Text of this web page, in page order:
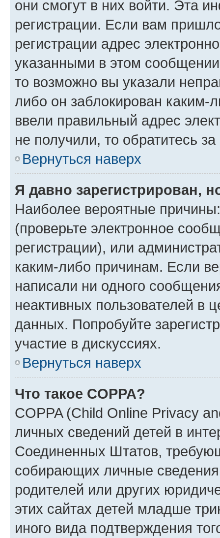
они смогут в них войти. Эта
регистрации. Если вам
регистрации адрес
указанными в этом
то возможно вы указали
либо он заблокирован
ввели правильный адрес
не получили, то обратитесь
Вернуться наверх
Я давно зарегистрирован,
Наиболее вероятные
(проверьте электронное
регистрации), или
каким-либо причинам. Если
написали ни одного
неактивных пользователей в
данных. Попробуйте
участие в дискуссиях.
Вернуться наверх
Что такое COPPA?
COPPA (Child Online Privacy
личных сведений детей в
Соединенных Штатов,
собирающих личные
родителей или других
этих сайтах детей младше
иного вида подтверждения